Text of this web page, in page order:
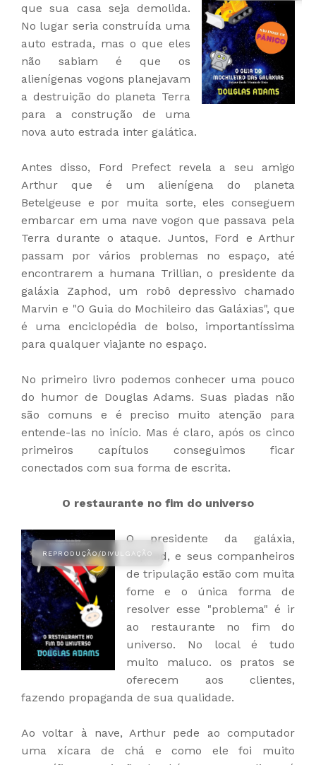
que sua casa seja demolida.
No lugar seria construída uma
auto estrada, mas o que eles
não sabiam é que os
alienígenas vogons planejavam
a destruição do planeta Terra
para a construção de uma
nova auto estrada inter galática.
Antes disso, Ford Prefect revela a seu amigo
Arthur que é um alienígena do planeta
Betelgeuse e por muita sorte, eles conseguem
embarcar em uma nave vogon que passava pela
Terra durante o ataque. Juntos, Ford e Arthur
passam por vários problemas no espaço, até
encontrarem a humana Trillian, o presidente da
galáxia Zaphod, um robô depressivo chamado
Marvin e "O Guia do Mochileiro das Galáxias", que
é uma enciclopédia de bolso, importantíssima
para qualquer viajante no espaço.
No primeiro livro podemos conhecer uma pouco
do humor de Douglas Adams. Suas piadas não
são comuns e é preciso muito atenção para
entende-las no início. Mas é claro, após os cinco
primeiros capítulos conseguimos ficar
conectados com sua forma de escrita.
O restaurante no fim do universo
O presidente da galáxia,
Zaphod, e seus companheiros
de tripulação estão com muita
fome e o única forma de
resolver esse "problema" é ir
ao restaurante no fim do
universo. No local é tudo
muito maluco. os pratos se
oferecem aos clientes,
fazendo propaganda de sua qualidade.
Ao voltar à nave, Arthur pede ao computador
uma xícara de chá e como ele foi muito